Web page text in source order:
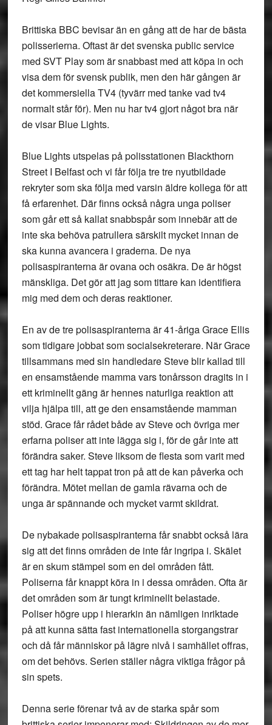
Brittiska BBC bevisar än en gång att de har de bästa
polisserierna. Oftast är det svenska public service
med SVT Play som är snabbast med att köpa in och
visa dem för svensk publik, men den här gången är
det kommersiella TV4 (tyvärr med tanke vad tv4
normalt står för). Men nu har tv4 gjort något bra när
de visar Blue Lights.
Blue Lights utspelas på polisstationen Blackthorn
Street I Belfast och vi får följa tre tre nyutbildade
rekryter som ska följa med varsin äldre kollega för att
få erfarenhet. Där finns också några unga poliser
som går ett så kallat snabbspår som innebär att de
inte ska behöva patrullera särskilt mycket innan de
ska kunna avancera i graderna. De nya
polisaspiranterna är ovana och osäkra. De är högst
mänskliga. Det gör att jag som tittare kan identifiera
mig med dem och deras reaktioner.
En av de tre polisaspiranterna är 41-åriga Grace Ellis
som tidigare jobbat som socialsekreterare. När Grace
tillsammans med sin handledare Steve blir kallad till
en ensamstående mamma vars tonårsson dragits in i
ett kriminellt gäng är hennes naturliga reaktion att
vilja hjälpa till, att ge den ensamstående mamman
stöd. Grace får rådet både av Steve och övriga mer
erfarna poliser att inte lägga sig i, för de går inte att
förändra saker. Steve liksom de flesta som varit med
ett tag har helt tappat tron på att de kan påverka och
förändra. Mötet mellan de gamla rävarna och de
unga är spännande och mycket varmt skildrat.
De nybakade polisaspiranterna får snabbt också lära
sig att det finns områden de inte får ingripa i. Skälet
är en skum stämpel som en del områden fått.
Poliserna får knappt köra in i dessa områden. Ofta är
det områden som är tungt kriminellt belastade.
Poliser högre upp i hierarkin än nämligen inriktade
på att kunna sätta fast internationella storgangstrar
och då får människor på lägre nivå i samhället offras,
om det behövs. Serien ställer några viktiga frågor på
sin spets.
Denna serie förenar två av de starka spår som